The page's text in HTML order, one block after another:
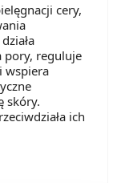
cery,
pory, reguluje
wspiera
skóry.
ich